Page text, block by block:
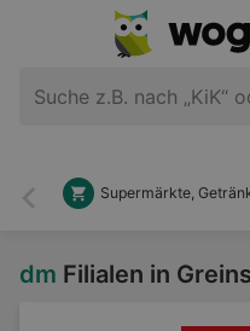
Zurück
Supermärkte,
dm Filialen in